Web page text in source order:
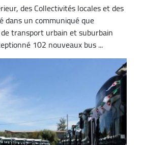
des Collectivités locales et des
dans un communiqué que
transport urbain et suburbain
102 nouveaux bus ...